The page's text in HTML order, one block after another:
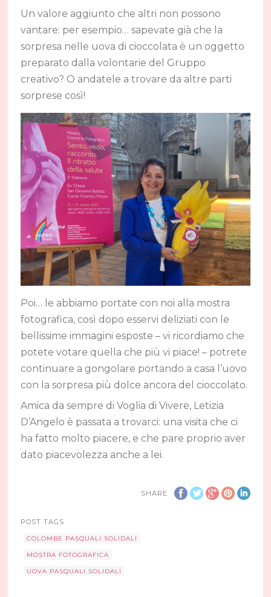
Un valore aggiunto che altri non possono
vantare: per esempio… sapevate già che la
sorpresa nelle uova di cioccolata è un oggetto
preparato dalla volontarie del Gruppo
creativo? O andatele a trovare da altre parti
sorprese così!
Poi… le abbiamo portate con noi alla mostra
fotografica, così dopo esservi deliziati con le
bellissime immagini esposte – vi ricordiamo che
potete votare quella che più vi piace! – potrete
continuare a gongolare portando a casa l’uovo
con la sorpresa più dolce ancora del cioccolato.
Amica da sempre di Voglia di Vivere, Letizia
D’Angelo è passata a trovarci: una visita che ci
ha fatto molto piacere, e che pare proprio aver
dato piacevolezza anche a lei.
SHARE
POST TAGS
COLOMBE PASQUALI SOLIDALI
MOSTRA FOTOGRAFICA
UOVA PASQUALI SOLIDALI